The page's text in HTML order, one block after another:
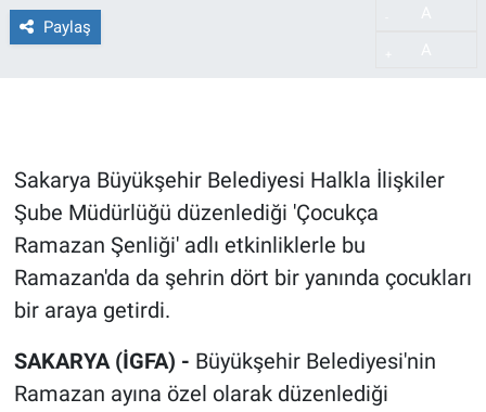
Paylaş
Sakarya Büyükşehir Belediyesi Halkla İlişkiler
Şube Müdürlüğü düzenlediği 'Çocukça
Ramazan Şenliği' adlı etkinliklerle bu
Ramazan'da da şehrin dört bir yanında çocukları
bir araya getirdi.
SAKARYA (İGFA) - Büyükşehir Belediyesi'nin
Ramazan ayına özel olarak düzenlediği